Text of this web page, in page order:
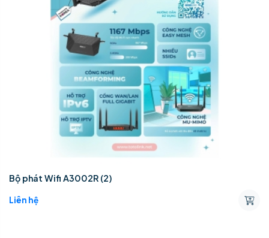
Bộ phát Wifi A3002R (2)
Liên hệ